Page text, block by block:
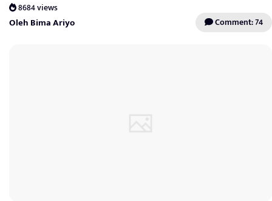
8684 views
Oleh Bima Ariyo Comment: 74